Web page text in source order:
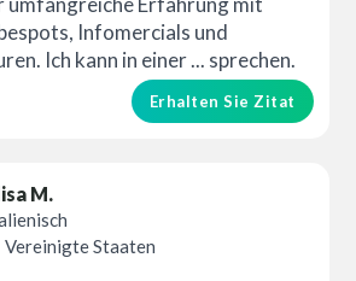
Infomercials und
Ich kann in einer ... sprechen.
Erhalten Sie Zitat
M.
Vereinigte Staaten